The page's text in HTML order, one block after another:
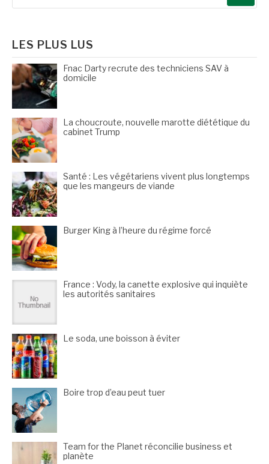
LES PLUS LUS
Fnac Darty recrute des techniciens SAV à
domicile
La choucroute, nouvelle marotte diététique du
cabinet Trump
Santé : Les végétariens vivent plus longtemps
que les mangeurs de viande
Burger King à l’heure du régime forcé
France : Vody, la canette explosive qui inquiète
les autorités sanitaires
Le soda, une boisson à éviter
Boire trop d’eau peut tuer
Team for the Planet réconcilie business et
planète